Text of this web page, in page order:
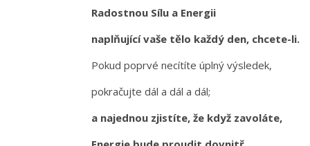
Radostnou Sílu a Energii
naplňující vaše tělo každý den, chcete-li.
Pokud poprvé necítíte úplný výsledek,
pokračujte dál a dál a dál;
a najednou zjistíte, že když zavoláte,